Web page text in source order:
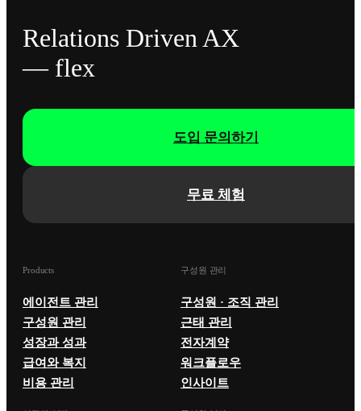
Relations Driven AX
— flex
무료 체험
도입 문의하기
Products
에이전트 관리
구성원 관리
성장과 성과
급여와 복지
비용 관리
구성원 관리
구성원 · 조직 관리
근태 관리
전자계약
워크플로우
인사이트